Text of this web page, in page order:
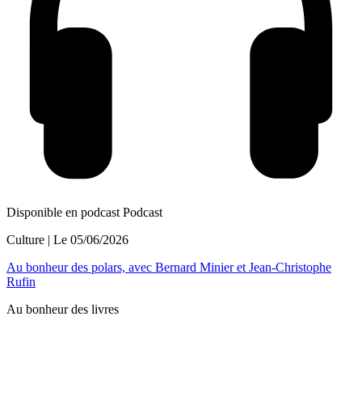
Disponible en podcast Podcast
Culture | Le 05/06/2026
Au bonheur des polars, avec Bernard Minier et Jean-Christophe
Rufin
Au bonheur des livres